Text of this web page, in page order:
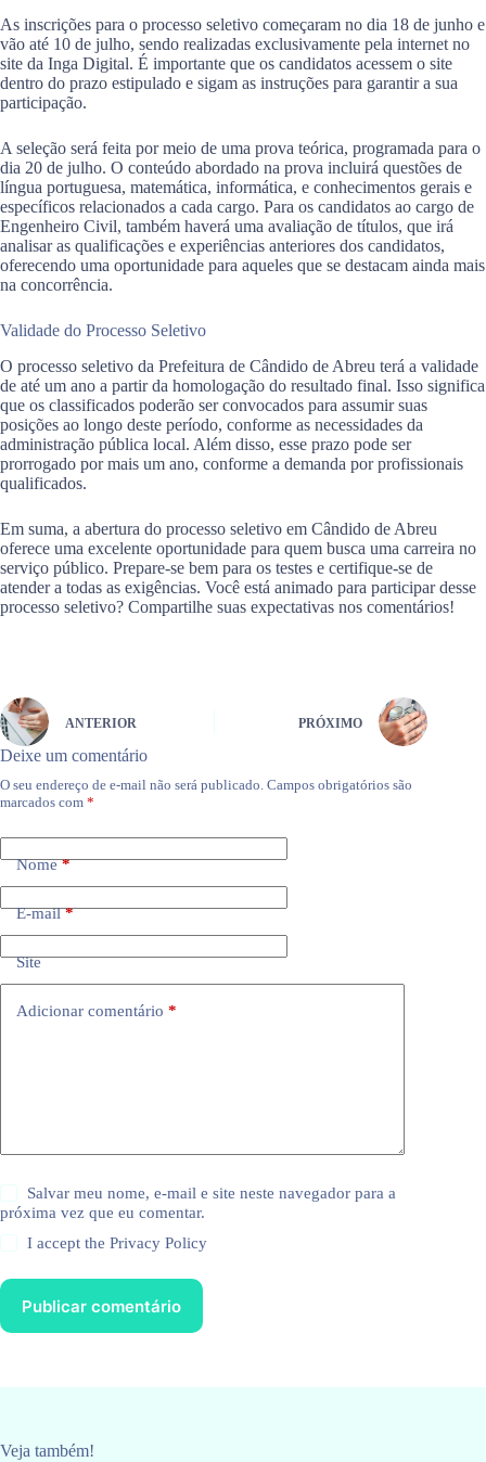
As inscrições para o processo seletivo começaram no dia 18 de junho e
vão até 10 de julho, sendo realizadas exclusivamente pela internet no
site da Inga Digital. É importante que os candidatos acessem o site
dentro do prazo estipulado e sigam as instruções para garantir a sua
participação.
A seleção será feita por meio de uma prova teórica, programada para o
dia 20 de julho. O conteúdo abordado na prova incluirá questões de
língua portuguesa, matemática, informática, e conhecimentos gerais e
específicos relacionados a cada cargo. Para os candidatos ao cargo de
Engenheiro Civil, também haverá uma avaliação de títulos, que irá
analisar as qualificações e experiências anteriores dos candidatos,
oferecendo uma oportunidade para aqueles que se destacam ainda mais
na concorrência.
Validade do Processo Seletivo
O processo seletivo da Prefeitura de Cândido de Abreu terá a validade
de até um ano a partir da homologação do resultado final. Isso significa
que os classificados poderão ser convocados para assumir suas
posições ao longo deste período, conforme as necessidades da
administração pública local. Além disso, esse prazo pode ser
prorrogado por mais um ano, conforme a demanda por profissionais
qualificados.
Em suma, a abertura do processo seletivo em Cândido de Abreu
oferece uma excelente oportunidade para quem busca uma carreira no
serviço público. Prepare-se bem para os testes e certifique-se de
atender a todas as exigências. Você está animado para participar desse
processo seletivo? Compartilhe suas expectativas nos comentários!
ANTERIOR PRÓXIMO
Deixe um comentário
O seu endereço de e-mail não será publicado. Campos obrigatórios são
marcados com *
Nome*
E-mail*
Site
Adicionar comentário *
Salvar meu nome, e-mail e site neste navegador para a
próxima vez que eu comentar.
I accept thePrivacy Policy
Publicar comentário
Veja também!